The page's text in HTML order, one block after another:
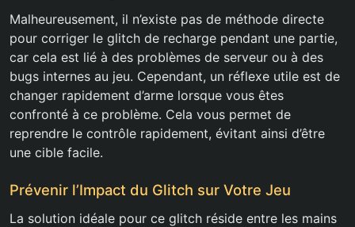
Malheureusement, il n’existe pas de méthode directe
pour corriger le glitch de recharge pendant une partie,
car cela est lié à des problèmes de serveur ou à des
bugs internes au jeu. Cependant, un réflexe utile est de
changer rapidement d’arme lorsque vous êtes
confronté à ce problème. Cela vous permet de
reprendre le contrôle rapidement, évitant ainsi d’être
une cible facile.
Prévenir l’Impact du Glitch sur Votre Jeu
La solution idéale pour ce glitch réside entre les mains